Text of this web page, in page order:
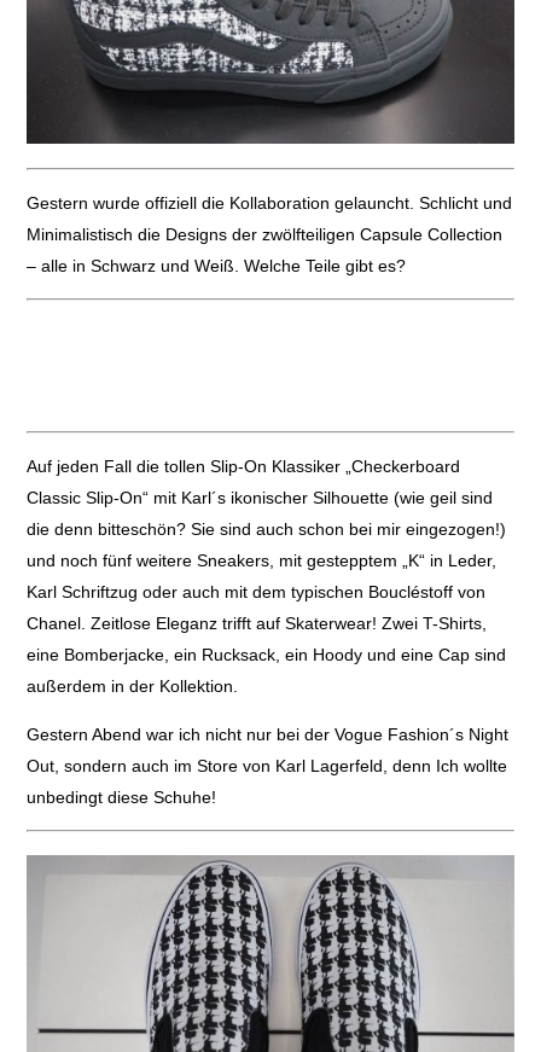
Gestern wurde offiziell die Kollaboration gelauncht. Schlicht und
Minimalistisch die Designs der zwölfteiligen Capsule Collection
– alle in Schwarz und Weiß. Welche Teile gibt es?
Auf jeden Fall die tollen Slip-On Klassiker „Checkerboard
Classic Slip-On“ mit Karl´s ikonischer Silhouette (wie geil sind
die denn bitteschön? Sie sind auch schon bei mir eingezogen!)
und noch fünf weitere Sneakers, mit gestepptem „K“ in Leder,
Karl Schriftzug oder auch mit dem typischen Boucléstoff von
Chanel. Zeitlose Eleganz trifft auf Skaterwear! Zwei T-Shirts,
eine Bomberjacke, ein Rucksack, ein Hoody und eine Cap sind
außerdem in der Kollektion.
Gestern Abend war ich nicht nur bei der Vogue Fashion´s Night
Out, sondern auch im Store von Karl Lagerfeld, denn Ich wollte
unbedingt diese Schuhe!